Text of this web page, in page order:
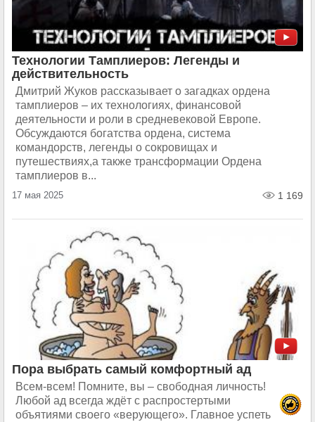
Технологии Тамплиеров: Легенды и
действительность
Дмитрий Жуков рассказывает о загадках ордена
тамплиеров – их технологиях, финансовой
деятельности и роли в средневековой Европе.
Обсуждаются богатства ордена, система
командорств, легенды о сокровищах и
путешествиях,а также трансформации Ордена
тамплиеров в...
17 мая 2025 1 169
Пора выбрать самый комфортный ад
Всем-всем! Помните, вы – свободная личность!
Любой ад всегда ждёт с распростертыми
объятиями своего «верующего». Главное успеть